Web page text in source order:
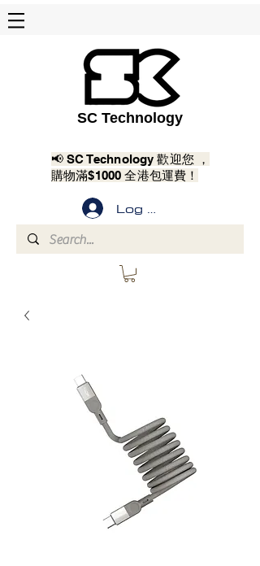
SC Technology
📢 SC Technology 歡迎您 ，
購物滿$1000 全港包運費！
Log In